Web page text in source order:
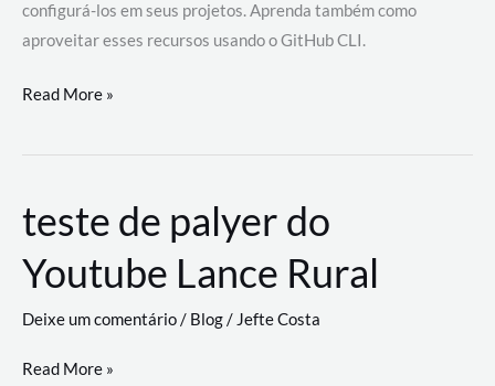
configurá-los em seus projetos. Aprenda também como
aproveitar esses recursos usando o GitHub CLI.
GitHub
revoluciona
de
trabalho
com
a
workflows
Read More »
teste de palyer do
Youtube Lance Rural
Deixe um comentário/ Blog/ Jefte Costa
teste
Read More »